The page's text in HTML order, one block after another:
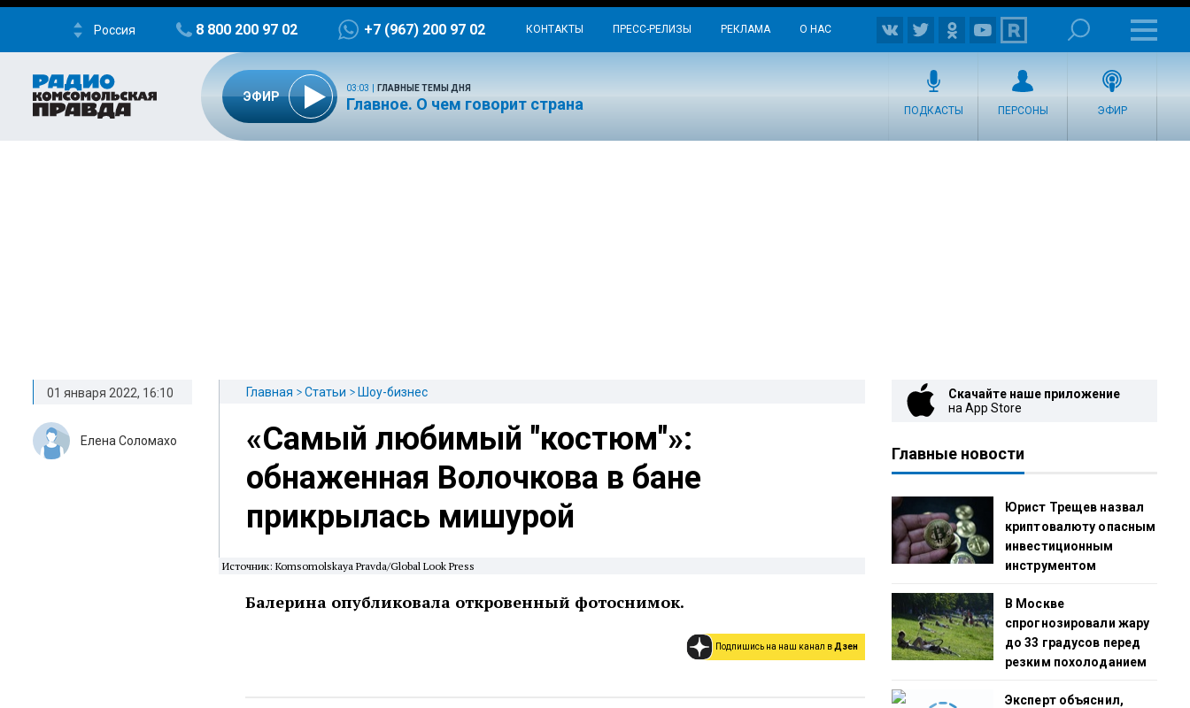
Россия 8 800 200 97 02 +7 (967) 200 97 02 КОНТАКТЫ ПРЕСС-РЕЛИЗЫ РЕКЛАМА О НАС
ЭФИР
03:03 ГЛАВНЫЕ ТЕМЫ ДНЯ
Главное. О чем говорит страна ПОДКАСТЫ ПЕРСОНЫ ЭФИР
Главная Статьи Шоу-бизнес
«Самый любимый "костюм"»:
обнаженная Волочкова в бане
прикрылась мишурой
Источник: Komsomolskaya Pravda/Global Look Press
Балерина опубликовала откровенный фотоснимок.
Подпишись на наш канал вДзен
01 января 2022, 16:10
Елена Соломахо
Скачайте наше приложение
на App Store
Главные новости
Юрист Трещев назвал
криптовалюту опасным
инвестиционным
инструментом
В Москве
спрогнозировали жару
до 33 градусов перед
резким похолоданием
Эксперт объяснил,